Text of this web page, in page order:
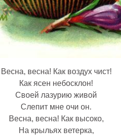
Весна, весна! Как воздух чист!
Как ясен небосклон!
Своей лазурию живой
Слепит мне очи он.
Весна, весна! Как высоко,
На крыльях ветерка,